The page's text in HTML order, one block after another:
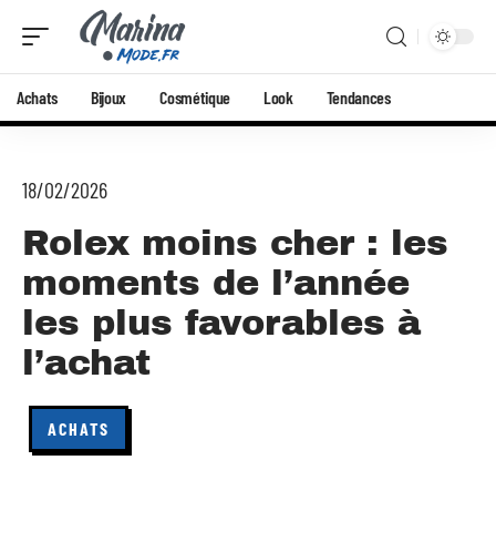
Achats Bijoux Cosmétique Look Tendances
18/02/2026
Rolex moins cher : les
moments de l’année
les plus favorables à
l’achat
ACHATS